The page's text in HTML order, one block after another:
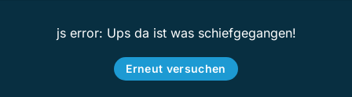
js error: Ups da ist was schiefgegangen!
Erneut versuchen